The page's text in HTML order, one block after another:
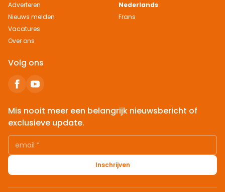
Adverteren
Nieuws melden
Vacatures
Over ons
Nederlands
Frans
Volg ons
Mis nooit meer een belangrijk nieuwsbericht of
exclusieve update.
email *
Inschrijven